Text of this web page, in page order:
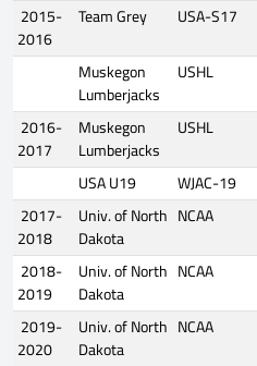
2015-
2016
Team Grey USA-S17
Muskegon
Lumberjacks
USHL
2016-
2017
Muskegon
Lumberjacks
USHL
USA U19
WJAC-19
2017-
2018
Univ. of North
Dakota
NCAA
2018-
2019
Univ. of North
Dakota
NCAA
2019-
2020
Univ. of North
Dakota
NCAA